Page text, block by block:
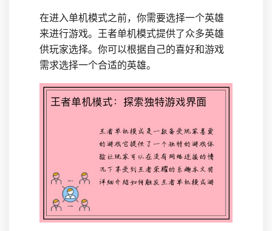
在进入单机模式之前，你需要选择一个英雄
来进行游戏。王者单机模式提供了众多英雄
供玩家选择。你可以根据自己的喜好和游戏
需求选择一个合适的英雄。